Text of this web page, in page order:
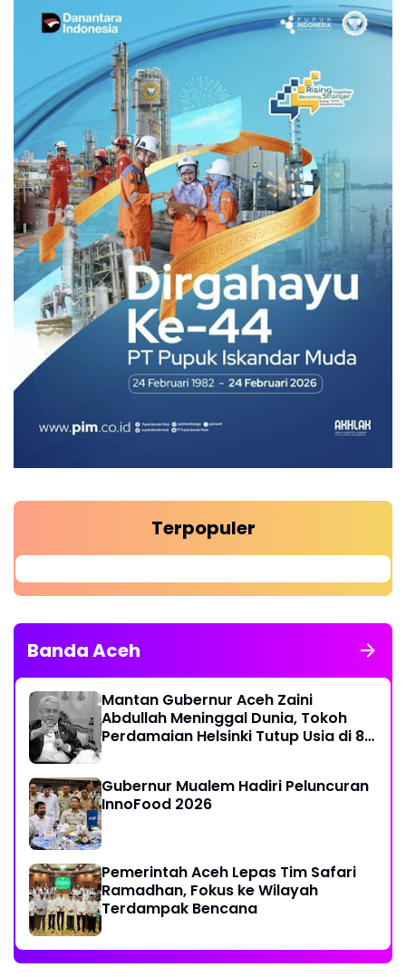
Terpopuler
Banda Aceh
Mantan Gubernur Aceh Zaini
Abdullah Meninggal Dunia, Tokoh
Perdamaian Helsinki Tutup Usia di 86
Gubernur Mualem Hadiri Peluncuran
InnoFood 2026
Pemerintah Aceh Lepas Tim Safari
Ramadhan, Fokus ke Wilayah
Terdampak Bencana